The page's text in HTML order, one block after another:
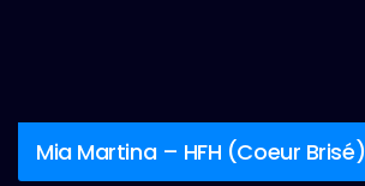
Mia Martina – HFH (Coeur Brisé)